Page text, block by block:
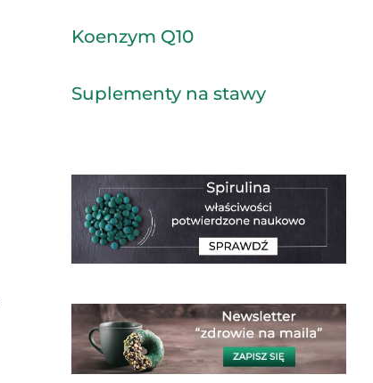
Koenzym Q10
Suplementy na stawy